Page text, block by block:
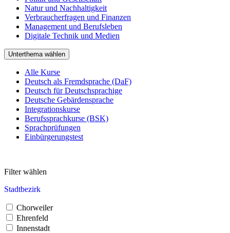
Natur und Nachhaltigkeit
Verbraucherfragen und Finanzen
Management und Berufsleben
Digitale Technik und Medien
Unterthema wählen
Alle Kurse
Deutsch als Fremdsprache (DaF)
Deutsch für Deutschsprachige
Deutsche Gebärdensprache
Integrationskurse
Berufssprachkurse (BSK)
Sprachprüfungen
Einbürgerungstest
Filter wählen
Stadtbezirk
Chorweiler
Ehrenfeld
Innenstadt